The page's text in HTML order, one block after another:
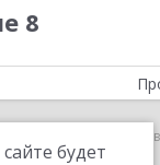
8
будет
ИТС ПРОФ